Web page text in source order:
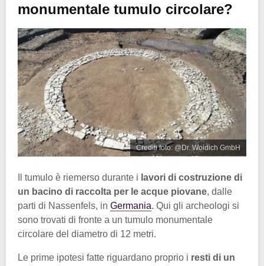
monumentale tumulo circolare?
Crediti foto: @Dr. Woidich GmbH
Il tumulo è riemerso durante i lavori di costruzione di
un bacino di raccolta per le acque piovane, dalle
parti di Nassenfels, in Germania. Qui gli archeologi si
sono trovati di fronte a un tumulo monumentale
circolare del diametro di 12 metri.
Le prime ipotesi fatte riguardano proprio i resti di un